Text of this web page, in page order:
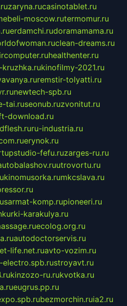
zaryna.rucasinotablet.ru
moscow.rutermomur.ru
erdamchi.rudoramamama.ru
clean-dreams.ru
healthenter.ru
kinofilmy-2021.ru
remstir-tolyatti.ru
newtech-spb.ru
tai.ruseonub.ruzvonitut.ru
download.ru
ru-industria.ru
erynok.ru
fefu.ruzarges-ru.ru
utrovortu.ru
kinomusorka.rumkcslava.ru
sarmat-komp.rupioneeri.ru
karakulya.ru
ecolog.org.ru
autodoctorservis.ru
life.net.ruavto-vozim.ru
electro.spb.rustroyavt.ru
kinzozo-ru.rukvotka.ru
eugrus.pp.ru
bezmorchin.ruia2.ru